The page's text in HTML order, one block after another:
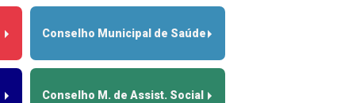
Conselho Municipal de Saúde
Conselho M. de Assist. Social